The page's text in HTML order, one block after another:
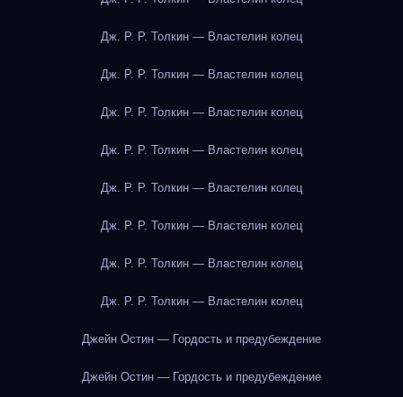
Дж. Р. Р. Толкин — Властелин колец
Дж. Р. Р. Толкин — Властелин колец
Дж. Р. Р. Толкин — Властелин колец
Дж. Р. Р. Толкин — Властелин колец
Дж. Р. Р. Толкин — Властелин колец
Дж. Р. Р. Толкин — Властелин колец
Дж. Р. Р. Толкин — Властелин колец
Дж. Р. Р. Толкин — Властелин колец
Джейн Остин — Гордость и предубеждение
Джейн Остин — Гордость и предубеждение